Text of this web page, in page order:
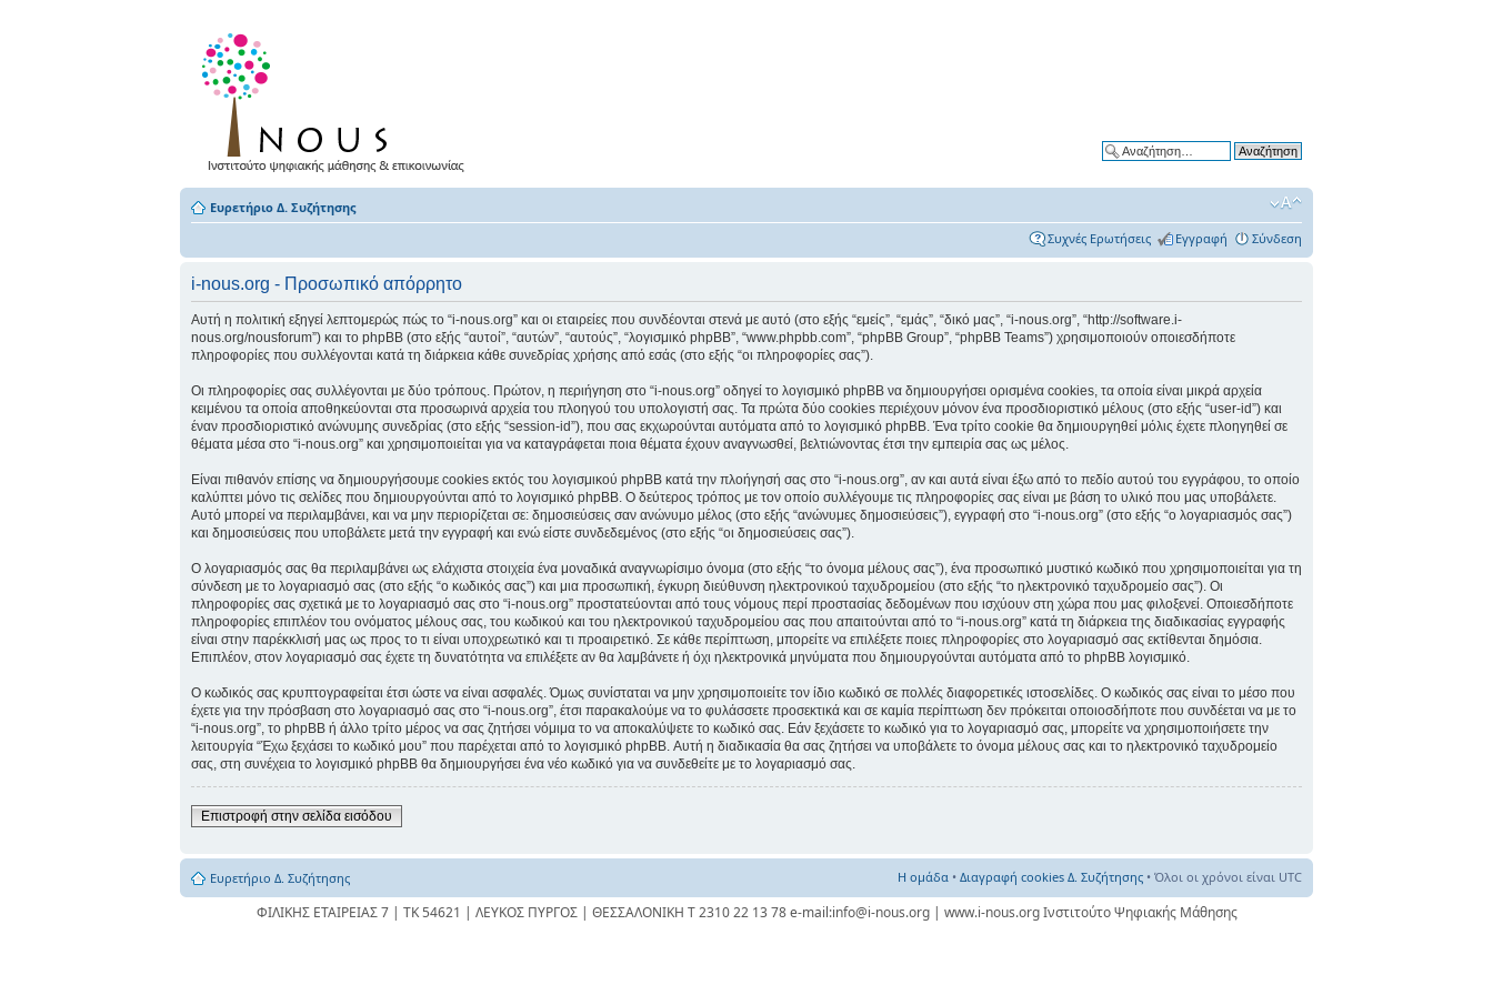
Ευρετήριο Δ. Συζήτησης
Συχνές Ερωτήσεις
Εγγραφή Σύνδεση
i-nous.org - Προσωπικό απόρρητο
Αυτή η πολιτική εξηγεί λεπτομερώς πώς το “i-nous.org” και οι εταιρείες που συνδέονται στενά με αυτό (στο εξής “εμείς”, “εμάς”, “δικό μας”, “i-nous.org”, “http://software.i-
nous.org/nousforum”) και το phpBB (στο εξής “αυτοί”, “αυτών”, “αυτούς”, “λογισμικό phpBB”, “www.phpbb.com”, “phpBB Group”, “phpBB Teams”) χρησιμοποιούν οποιεσδήποτε
πληροφορίες που συλλέγονται κατά τη διάρκεια κάθε συνεδρίας χρήσης από εσάς (στο εξής “οι πληροφορίες σας”).
Οι πληροφορίες σας συλλέγονται με δύο τρόπους. Πρώτον, η περιήγηση στο “i-nous.org” οδηγεί το λογισμικό phpBB να δημιουργήσει ορισμένα cookies, τα οποία είναι μικρά αρχεία
κειμένου τα οποία αποθηκεύονται στα προσωρινά αρχεία του πλοηγού του υπολογιστή σας. Τα πρώτα δύο cookies περιέχουν μόνον ένα προσδιοριστικό μέλους (στο εξής “user-id”) και
έναν προσδιοριστικό ανώνυμης συνεδρίας (στο εξής “session-id”), που σας εκχωρούνται αυτόματα από το λογισμικό phpBB. Ένα τρίτο cookie θα δημιουργηθεί μόλις έχετε πλοηγηθεί σε
θέματα μέσα στο “i-nous.org” και χρησιμοποιείται για να καταγράφεται ποια θέματα έχουν αναγνωσθεί, βελτιώνοντας έτσι την εμπειρία σας ως μέλος.
Είναι πιθανόν επίσης να δημιουργήσουμε cookies εκτός του λογισμικού phpBB κατά την πλοήγησή σας στο “i-nous.org”, αν και αυτά είναι έξω από το πεδίο αυτού του εγγράφου, το οποίο
καλύπτει μόνο τις σελίδες που δημιουργούνται από το λογισμικό phpBB. Ο δεύτερος τρόπος με τον οποίο συλλέγουμε τις πληροφορίες σας είναι με βάση το υλικό που μας υποβάλετε.
Αυτό μπορεί να περιλαμβάνει, και να μην περιορίζεται σε: δημοσιεύσεις σαν ανώνυμο μέλος (στο εξής “ανώνυμες δημοσιεύσεις”), εγγραφή στο “i-nous.org” (στο εξής “ο λογαριασμός σας”)
και δημοσιεύσεις που υποβάλετε μετά την εγγραφή και ενώ είστε συνδεδεμένος (στο εξής “οι δημοσιεύσεις σας”).
Ο λογαριασμός σας θα περιλαμβάνει ως ελάχιστα στοιχεία ένα μοναδικά αναγνωρίσιμο όνομα (στο εξής “το όνομα μέλους σας”), ένα προσωπικό μυστικό κωδικό που χρησιμοποιείται για τη
σύνδεση με το λογαριασμό σας (στο εξής “ο κωδικός σας”) και μια προσωπική, έγκυρη διεύθυνση ηλεκτρονικού ταχυδρομείου (στο εξής “το ηλεκτρονικό ταχυδρομείο σας”). Οι
πληροφορίες σας σχετικά με το λογαριασμό σας στο “i-nous.org” προστατεύονται από τους νόμους περί προστασίας δεδομένων που ισχύουν στη χώρα που μας φιλοξενεί. Οποιεσδήποτε
πληροφορίες επιπλέον του ονόματος μέλους σας, του κωδικού και του ηλεκτρονικού ταχυδρομείου σας που απαιτούνται από το “i-nous.org” κατά τη διάρκεια της διαδικασίας εγγραφής
είναι στην παρέκκλισή μας ως προς το τι είναι υποχρεωτικό και τι προαιρετικό. Σε κάθε περίπτωση, μπορείτε να επιλέξετε ποιες πληροφορίες στο λογαριασμό σας εκτίθενται δημόσια.
Επιπλέον, στον λογαριασμό σας έχετε τη δυνατότητα να επιλέξετε αν θα λαμβάνετε ή όχι ηλεκτρονικά μηνύματα που δημιουργούνται αυτόματα από το phpBB λογισμικό.
Ο κωδικός σας κρυπτογραφείται έτσι ώστε να είναι ασφαλές. Όμως συνίσταται να μην χρησιμοποιείτε τον ίδιο κωδικό σε πολλές διαφορετικές ιστοσελίδες. Ο κωδικός σας είναι το μέσο που
έχετε για την πρόσβαση στο λογαριασμό σας στο “i-nous.org”, έτσι παρακαλούμε να το φυλάσσετε προσεκτικά και σε καμία περίπτωση δεν πρόκειται οποιοσδήποτε που συνδέεται να με το
“i-nous.org”, το phpBB ή άλλο τρίτο μέρος να σας ζητήσει νόμιμα το να αποκαλύψετε το κωδικό σας. Εάν ξεχάσετε το κωδικό για το λογαριασμό σας, μπορείτε να χρησιμοποιήσετε την
λειτουργία “Έχω ξεχάσει το κωδικό μου” που παρέχεται από το λογισμικό phpBB. Αυτή η διαδικασία θα σας ζητήσει να υποβάλετε το όνομα μέλους σας και το ηλεκτρονικό ταχυδρομείο
σας, στη συνέχεια το λογισμικό phpBB θα δημιουργήσει ένα νέο κωδικό για να συνδεθείτε με το λογαριασμό σας.
Επιστροφή στην σελίδα εισόδου
Ευρετήριο Δ. Συζήτησης Η ομάδα • Διαγραφή cookies Δ. Συζήτησης • Όλοι οι χρόνοι είναι UTC
ΦΙΛΙΚΗΣ ΕΤΑΙΡΕΙΑΣ 7 | ΤΚ 54621 | ΛΕΥΚΟΣ ΠΥΡΓΟΣ | ΘΕΣΣΑΛΟΝΙΚΗ Τ 2310 22 13 78 e-mail:info@i-nous.org | www.i-nous.org Ινστιτούτο Ψηφιακής Μάθησης